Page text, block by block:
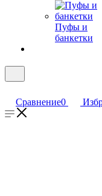
Пуфы и
банкетки
Сравнение0